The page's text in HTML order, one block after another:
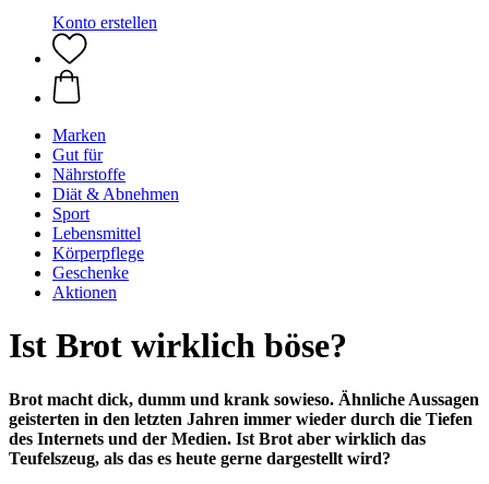
Konto erstellen
Marken
Gut für
Nährstoffe
Diät & Abnehmen
Sport
Lebensmittel
Körperpflege
Geschenke
Aktionen
Ist Brot wirklich böse?
Brot macht dick, dumm und krank sowieso. Ähnliche Aussagen
geisterten in den letzten Jahren immer wieder durch die Tiefen
des Internets und der Medien. Ist Brot aber wirklich das
Teufelszeug, als das es heute gerne dargestellt wird?